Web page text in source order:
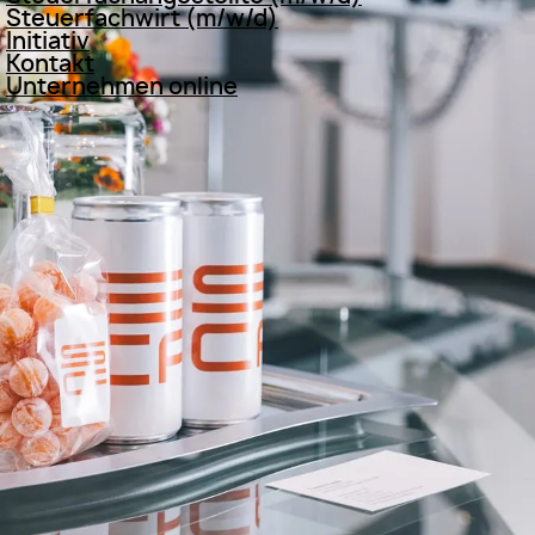
Steuerfachwirt (m/w/d)
Initiativ
Kontakt
Unternehmen online